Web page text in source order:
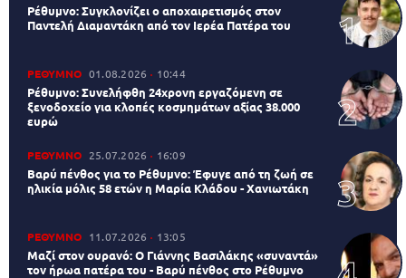
Ρέθυμνο: Συγκλονίζει ο αποχαιρετισμός στον
Παντελή Διαμαντάκη από τον Ιερέα Πατέρα του
ΡΕΘΥΜΝΟ 01.08.2026 10:44
Ρέθυμνο: Συνελήφθη 24χρονη εργαζόμενη σε
ξενοδοχείο για κλοπές κοσμημάτων αξίας 38.000
ευρώ
ΡΕΘΥΜΝΟ 25.07.2026 16:09
Βαρύ πένθος για το Ρέθυμνο: Έφυγε από τη ζωή σε
ηλικία μόλις 58 ετών η Μαρία Κλάδου - Χανιωτάκη
ΡΕΘΥΜΝΟ 11.07.2026 13:05
Μαζί στον ουρανό: Ο Γιάννης Βασιλάκης «συναντά»
τον ήρωα πατέρα του - Βαρύ πένθος στο Ρέθυμνο